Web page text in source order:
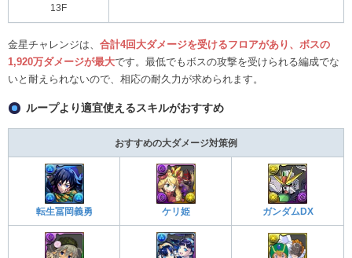
13F
金星チャレンジは、 合計4回大ダメージを受けるフロアがあり、ボスの
1,920万ダメージが最大です。最低でもボスの攻撃を受けられる編成でな
いと耐えられないので、相応の耐久力が求められます。
ループより適宜使えるスキルがおすすめ
おすすめの大ダメージ対策例
転生冨岡義勇 ケリ姫 ガンダムDX